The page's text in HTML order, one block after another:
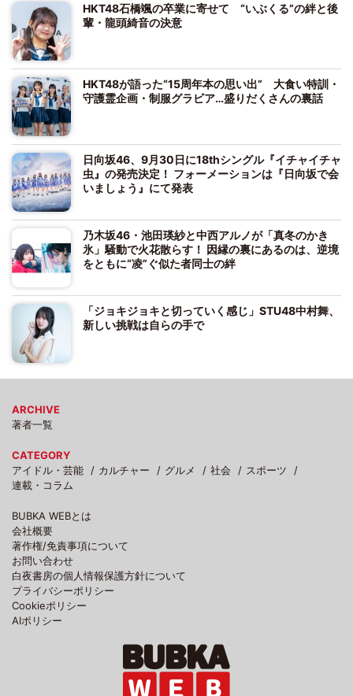
HKT48石橋颯の卒業に寄せて “いぶくる”の絆と後
輩・龍頭綺音の決意
HKT48が語った“15周年本の思い出” 大食い特訓・
守護霊企画・制服グラビア…盛りだくさんの裏話
日向坂46、9月30日に18thシングル『イチャイチャ
虫』の発売決定！ フォーメーションは『日向坂で会
いましょう』にて発表
乃木坂46・池田瑛紗と中西アルノが「真冬のかき
氷」騒動で火花散らす！ 因縁の裏にあるのは、逆境
をともに“凌”ぐ似た者同士の絆
「ジョキジョキと切っていく感じ」STU48中村舞、
新しい挑戦は自らの手で
ARCHIVE
著者一覧
CATEGORY
アイドル・芸能
カルチャー グルメ 社会
スポーツ
連載・コラム
BUBKA WEBとは
会社概要
著作権/免責事項について
お問い合わせ
白夜書房の個人情報保護方針について
プライバシーポリシー
Cookieポリシー
AIポリシー